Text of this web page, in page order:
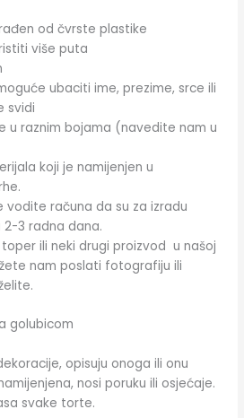
od čvrste plastike
više puta
ubaciti ime, prezime, srce ili
svidi
u raznim bojama (navedite nam u
koji je namijenjen u
vodite računa da su za izradu
3 radna dana.
ili neki drugi proizvod u našoj
nam poslati fotografiju ili
golubicom
opisuju onoga ili onu
nosi poruku ili osjećaje.
svake torte.